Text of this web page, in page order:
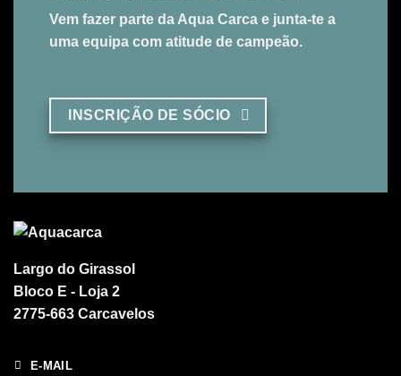
Vem fazer parte da Aqua Carca e junta-te a
uma equipa com atitude de campeão.
INSCRIÇÃO DE SÓCIO
Largo do Girassol
Bloco E - Loja 2
2775-663 Carcavelos
E-MAIL